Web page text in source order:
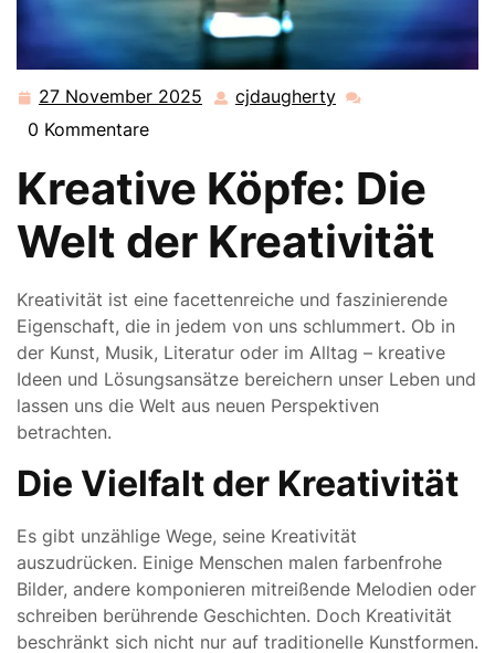
27 November 2025 27 cjdaugherty cjdaugherty
0 Kommentare
Kreative Köpfe: Die
Welt der Kreativität
Kreativität ist eine facettenreiche und faszinierende
Eigenschaft, die in jedem von uns schlummert. Ob in
der Kunst, Musik, Literatur oder im Alltag – kreative
Ideen und Lösungsansätze bereichern unser Leben und
lassen uns die Welt aus neuen Perspektiven
betrachten.
Die Vielfalt der Kreativität
Es gibt unzählige Wege, seine Kreativität
auszudrücken. Einige Menschen malen farbenfrohe
Bilder, andere komponieren mitreißende Melodien oder
schreiben berührende Geschichten. Doch Kreativität
beschränkt sich nicht nur auf traditionelle Kunstformen.